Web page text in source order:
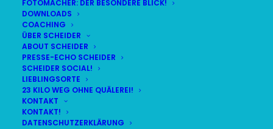
FOTOMACHER: DER BESONDERE BLICK!
DOWNLOADS
COACHING
ÜBER SCHEIDER
ABOUT SCHEIDER
PRESSE-ECHO SCHEIDER
SCHEIDER SOCIAL!
LIEBLINGSORTE
23 KILO WEG OHNE QUÄLEREI!
KONTAKT
KONTAKT!
DATENSCHUTZERKLÄRUNG